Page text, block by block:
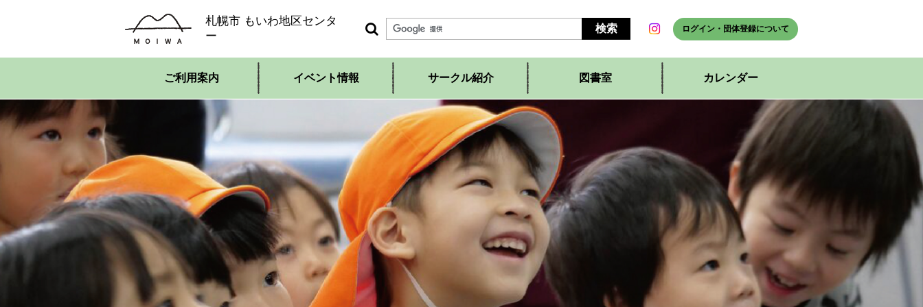
札幌市 もいわ地区センタ
ー
ログイン・団体登録について
ご利用案内 イベント情報 サークル紹介 図書室 カレンダー